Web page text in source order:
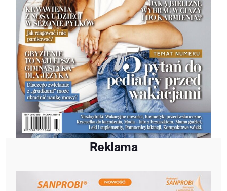
Reklama